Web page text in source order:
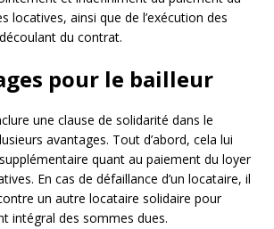
locatives, ainsi que de l’exécution des
du contrat.
pour le bailleur
une clause de solidarité dans le
avantages. Tout d’abord, cela lui
quant au paiement du loyer
En cas de défaillance d’un locataire, il
un autre locataire solidaire pour
intégral des sommes dues.